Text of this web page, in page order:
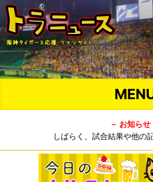
－ お知らせ
しばらく、試合結果や他の